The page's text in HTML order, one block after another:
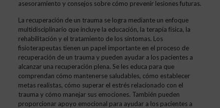
asesoramiento y consejos sobre cómo prevenir lesiones futuras.
La recuperación de un trauma se logra mediante un enfoque
multidisciplinario que incluye la educación, la terapia física, la
rehabilitación y el tratamiento de los síntomas. Los
fisioterapeutas tienen un papel importante en el proceso de
recuperación de un trauma y pueden ayudar a los pacientes a
alcanzar una recuperación plena. Se les educa para que
comprendan cómo mantenerse saludables, cómo establecer
metas realistas, cómo superar el estrés relacionado con el
trauma y cómo manejar sus emociones. También pueden
proporcionar apoyo emocional para ayudar a los pacientes a